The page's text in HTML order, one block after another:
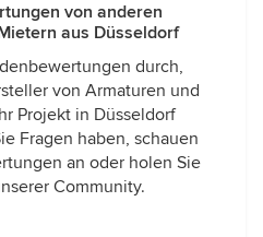
von anderen
aus Düsseldorf
durch,
von Armaturen und
Projekt in Düsseldorf
Fragen haben, schauen
an oder holen Sie
Community.